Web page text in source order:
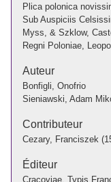
Plica polonica
Sub Auspiciis
Myss, & Szklow,
Regni Poloniae,
Auteur
Bonfigli, Onofrio
Sieniawski, Adam
Contributeur
Cezary, Franciszek
Éditeur
Cracoviae, Typis